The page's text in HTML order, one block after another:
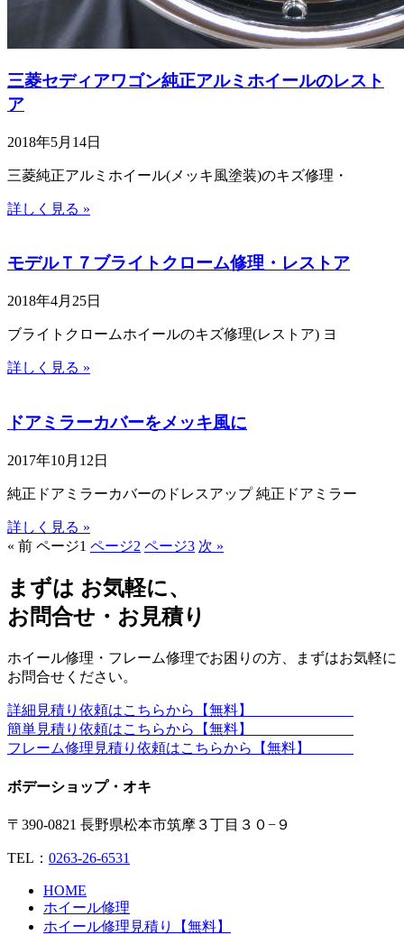
三菱セディアワゴン純正アルミホイールのレスト
ア
2018年5月14日
三菱純正アルミホイール(メッキ風塗装)のキズ修理・
詳しく見る »
モデルＴ７ブライトクローム修理・レストア
2018年4月25日
ブライトクロームホイールのキズ修理(レストア) ヨ
詳しく見る »
ドアミラーカバーをメッキ風に
2017年10月12日
純正ドアミラーカバーのドレスアップ 純正ドアミラー
詳しく見る »
« 前 ページ1 ページ2 ページ3 次 »
まずは お気軽に、
お問合せ・お見積り
ホイール修理・フレーム修理でお困りの方、まずはお気軽に
お問合せください。
詳細見積り依頼はこちらから【無料】
簡単見積り依頼はこちらから【無料】
フレーム修理見積り依頼はこちらから【無料】
ボデーショップ・オキ
〒390-0821 長野県松本市筑摩３丁目３０−９
TEL： 0263-26-6531
HOME
ホイール修理
ホイール修理見積り【無料】